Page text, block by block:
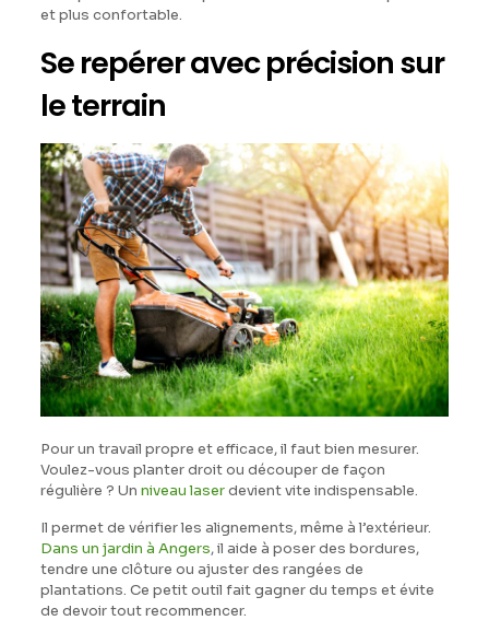
et plus confortable.
Se repérer avec précision sur
le terrain
Pour un travail propre et efficace, il faut bien mesurer.
Voulez-vous planter droit ou découper de façon
régulière ? Un niveau laserdevient vite indispensable.
Il permet de vérifier les alignements, même à l’extérieur.
Dans un jardin à Angers, il aide à poser des bordures,
tendre une clôture ou ajuster des rangées de
plantations. Ce petit outil fait gagner du temps et évite
de devoir tout recommencer.